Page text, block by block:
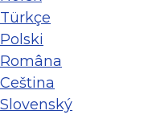
Türkçe
Polski
Româna
Ceština
Slovenský